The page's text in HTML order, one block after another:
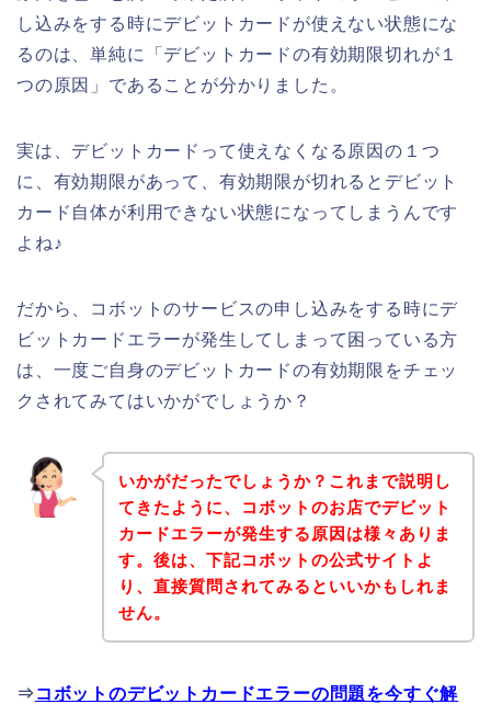
し込みをする時にデビットカードが使えない状態にな
るのは、単純に「デビットカードの有効期限切れが１
つの原因」であることが分かりました。
実は、デビットカードって使えなくなる原因の１つ
に、有効期限があって、有効期限が切れるとデビット
カード自体が利用できない状態になってしまうんです
よね♪
だから、コボットのサービスの申し込みをする時にデ
ビットカードエラーが発生してしまって困っている方
は、一度ご自身のデビットカードの有効期限をチェッ
クされてみてはいかがでしょうか？
いかがだったでしょうか？これまで説明し
てきたように、コボットのお店でデビット
カードエラーが発生する原因は様々ありま
す。後は、下記コボットの公式サイトよ
り、直接質問されてみるといいかもしれま
せん。
⇒ コボットのデビットカードエラーの問題を今すぐ解